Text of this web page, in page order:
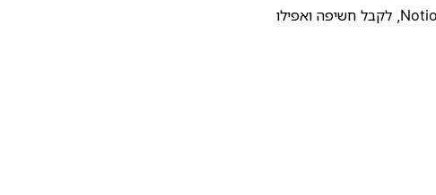
להעלות את התבנית שלכם לגלריית התבניות של Notion, לקבל חשיפה ואפילו